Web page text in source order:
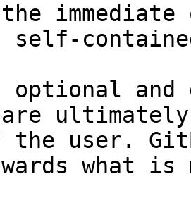
self-
and
the user.
what